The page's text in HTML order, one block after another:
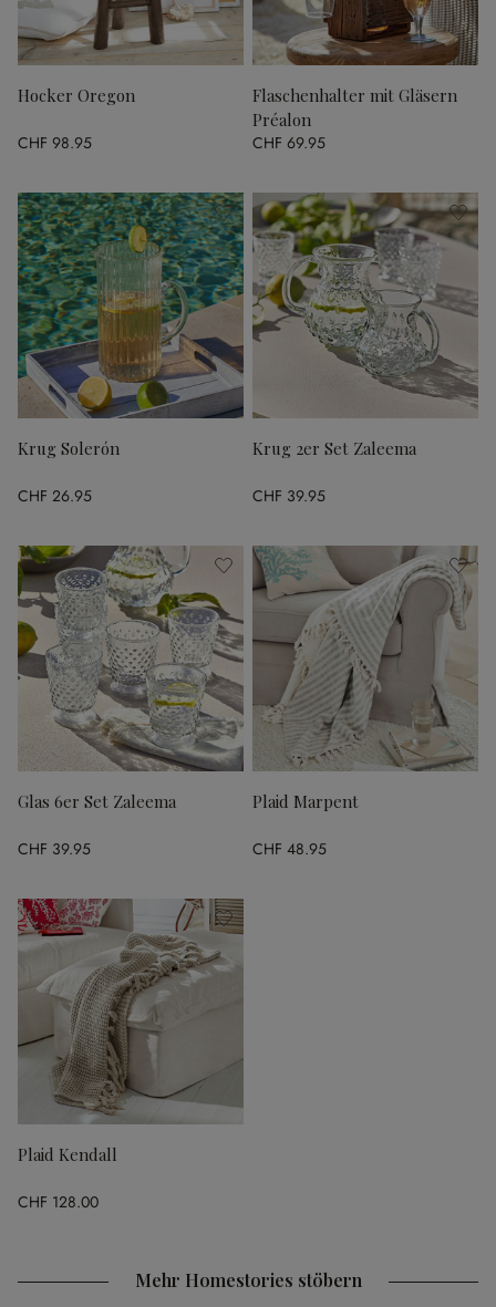
Hocker Oregon
CHF 98.95
Flaschenhalter mit Gläsern
Préalon
CHF 69.95
Krug Solerón
CHF 26.95
Krug 2er Set Zaleema
CHF 39.95
Glas 6er Set Zaleema
CHF 39.95
Plaid Marpent
CHF 48.95
Plaid Kendall
CHF 128.00
Mehr Homestories stöbern